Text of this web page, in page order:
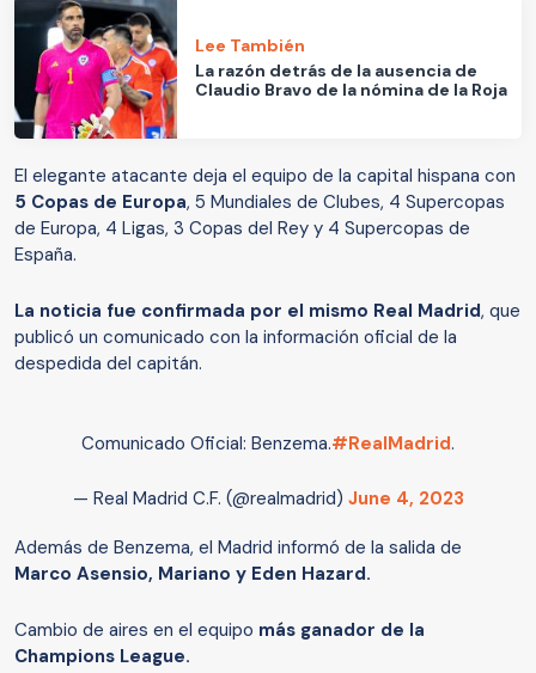
Lee También
La razón detrás de la ausencia de
Claudio Bravo de la nómina de la Roja
El elegante atacante deja el equipo de la capital hispana con
5 Copas de Europa, 5 Mundiales de Clubes, 4 Supercopas
de Europa, 4 Ligas, 3 Copas del Rey y 4 Supercopas de
España.
La noticia fue confirmada por el mismo Real Madrid, que
publicó un comunicado con la información oficial de la
despedida del capitán.
Comunicado Oficial: Benzema.#RealMadrid.
— Real Madrid C.F. (@realmadrid) June 4, 2023
Además de Benzema, el Madrid informó de la salida de
Marco Asensio, Mariano y Eden Hazard.
Cambio de aires en el equipo más ganador de la
Champions League.